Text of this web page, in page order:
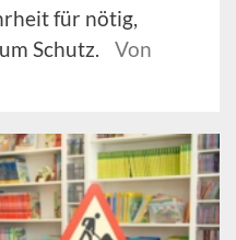
für nötig,
Schutz.
Von